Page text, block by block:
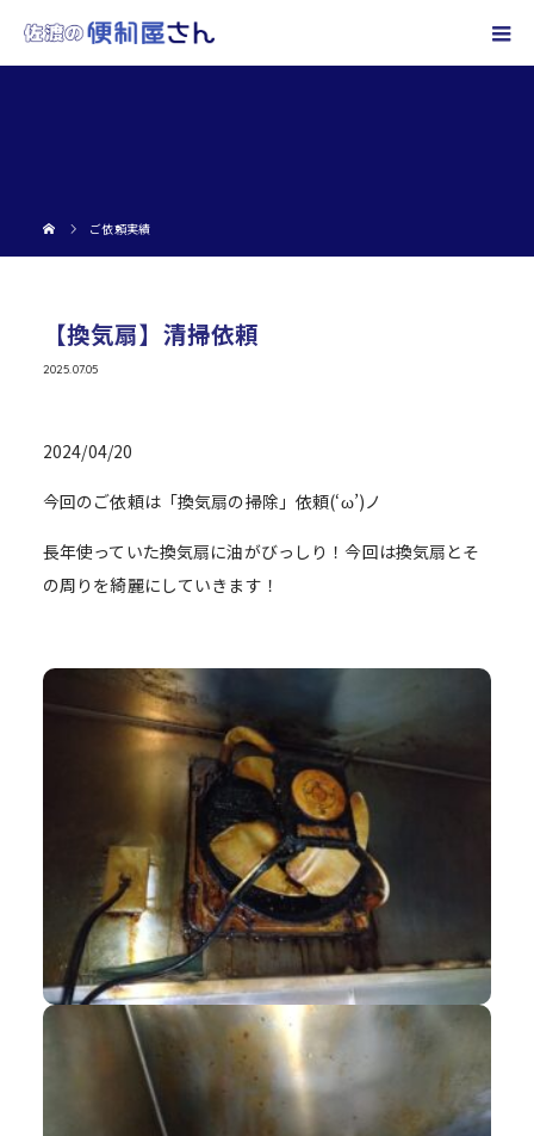
ご依頼実績
【換気扇】清掃依頼
2025.07.05
2024/04/20
今回のご依頼は「換気扇の掃除」依頼(‘ω’)ノ
長年使っていた換気扇に油がびっしり！今回は換気扇とそ
の周りを綺麗にしていきます！